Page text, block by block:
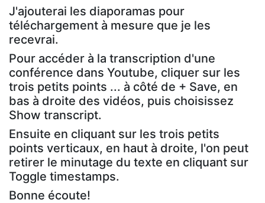
J'ajouterai les diaporamas pour
téléchargement à mesure que je les
recevrai.
Pour accéder à la transcription d'une
conférence dans Youtube, cliquer sur les
trois petits points ... à côté de + Save, en
bas à droite des vidéos, puis choisissez
Show transcript.
Ensuite en cliquant sur les trois petits
points verticaux, en haut à droite, l'on peut
retirer le minutage du texte en cliquant sur
Toggle timestamps.
Bonne écoute!